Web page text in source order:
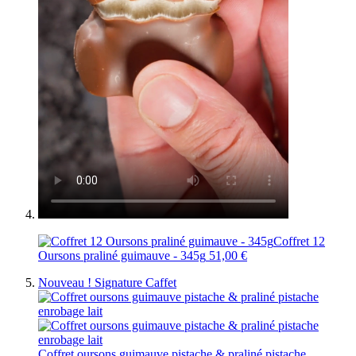
Coffret 12
Oursons praliné guimauve - 345g 51,00 €
Nouveau ! Signature Caffet